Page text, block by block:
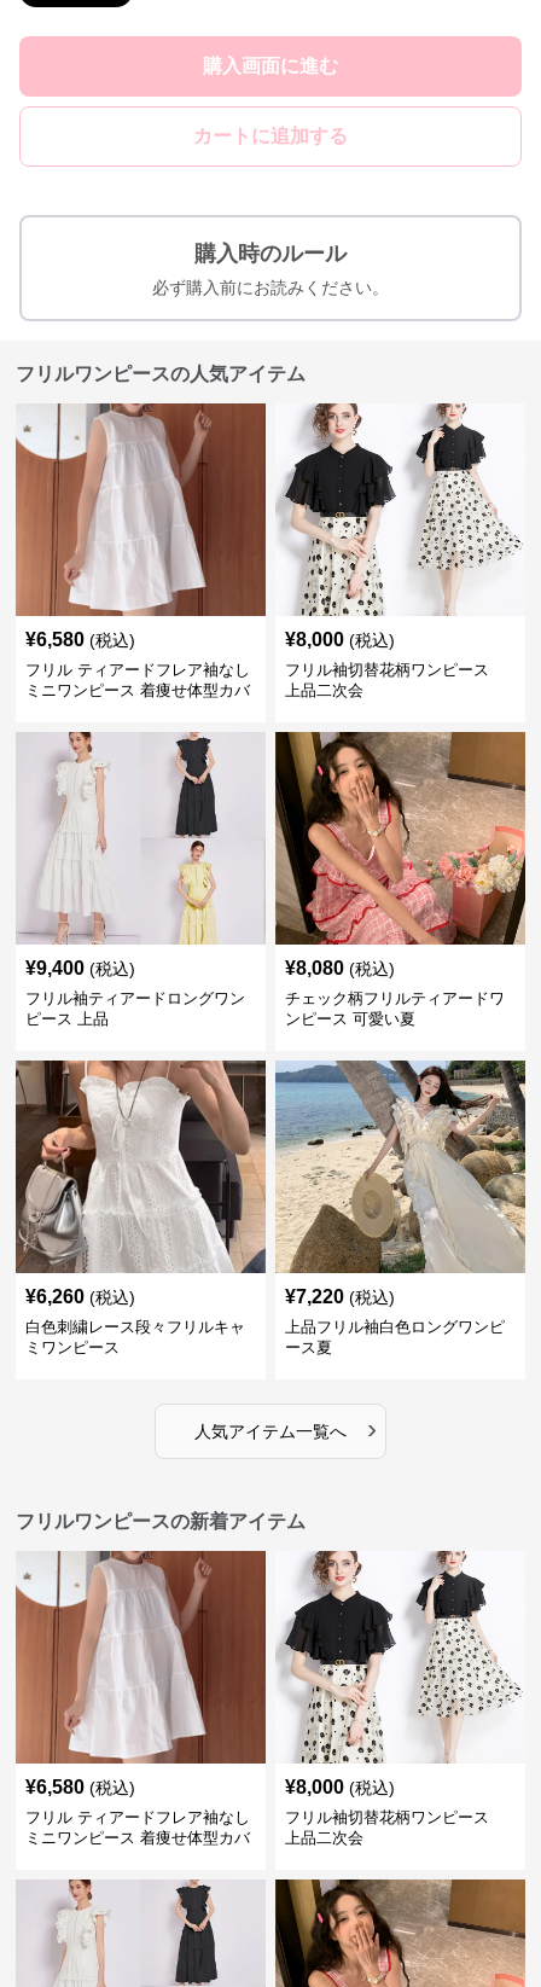
購入画面に進む
カートに追加する
購入時のルール
必ず購入前にお読みください。
フリルワンピースの人気アイテム
¥6,580 (税込)
フリル ティアードフレア袖なし
ミニワンピース 着痩せ体型カバ
¥8,000 (税込)
フリル袖切替花柄ワンピース
上品二次会
¥9,400 (税込)
フリル袖ティアードロングワン
ピース 上品
¥8,080 (税込)
チェック柄フリルティアードワ
ンピース 可愛い夏
¥6,260 (税込)
白色刺繍レース段々フリルキャ
ミワンピース
¥7,220 (税込)
上品フリル袖白色ロングワンピ
ース夏
人気アイテム一覧へ ›
フリルワンピースの新着アイテム
¥6,580 (税込)
フリル ティアードフレア袖なし
ミニワンピース 着痩せ体型カバ
¥8,000 (税込)
フリル袖切替花柄ワンピース
上品二次会